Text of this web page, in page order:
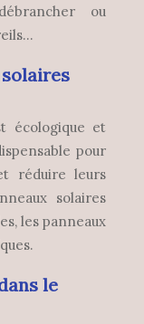
ou
écologique et
pour
réduire leurs
solaires
les panneaux
le